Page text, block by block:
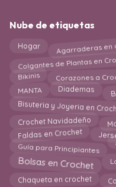
Nube de etiquetas
Hogar Agarraderas
Colgantes de Plantas en
Bikinis Corazones a
MANTA Diademas
Bisuteria y Joyeria en
Crochet Navidadeño
Faldas en Crochet
Guía para Principiantes
Bolsas en Crochet
Chaqueta en crochet